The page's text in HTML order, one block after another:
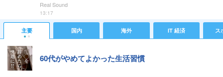
Real Sound
13:17
主要 国内 海外 IT 経済 ス
60代がやめてよかった生活習慣